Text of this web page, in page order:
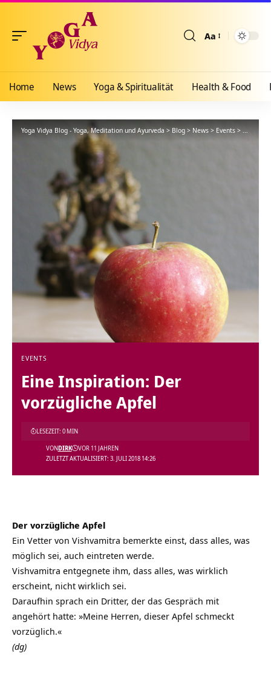
Aa
Home News Yoga & Spiritualität Health & Food
Yoga Vidya Blog - Yoga, Meditation und Ayurveda > Blog > News > Events > Eine
EVENTS
Eine Inspiration: Der
vorzügliche Apfel
ZULETZT AKTUALISIERT: 3. JULI 2018 14:26
VONDIRK VOR 11 JAHREN
LESEZEIT: 0 MIN
Der vorzügliche Apfel
Ein Vetter von Vishvamitra bemerkte einst, dass alles, was
möglich sei, auch eintreten werde.
Vishvamitra entgegnete ihm, dass alles, was wirklich
erscheint, nicht wirklich sei.
Daraufhin sprach ein Dritter, der das Gespräch mit
angehört hatte: »Meine Herren, dieser Apfel schmeckt
vorzüglich.«
(dg)